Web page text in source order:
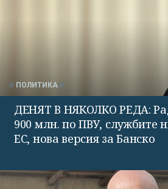
ПОЛИТИКА
ДЕНЯТ В НЯКОЛКО РЕДА:
900 млн. по ПВУ, службите
ЕС, нова версия за Банско